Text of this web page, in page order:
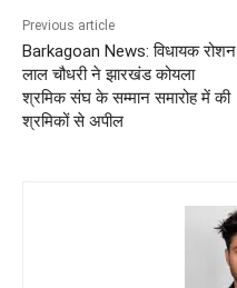
Previous article
Barkagoan News: विधायक रोशन
लाल चौधरी ने झारखंड कोयला
श्रमिक संघ के सम्मान समारोह में की
श्रमिकों से अपील